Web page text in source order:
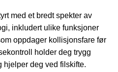
med et bredt spekter av
inkludert ulike funksjoner
oppdager kollisjonsfare før
holder deg trygg
hjelper deg ved filskifte.